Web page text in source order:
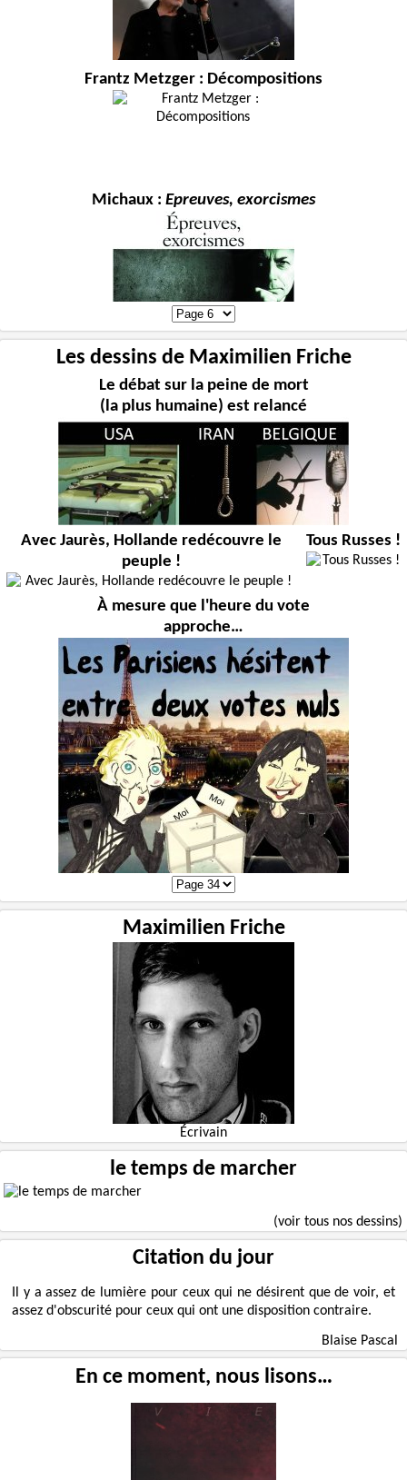
Frantz Metzger : Décompositions
Michaux : Epreuves, exorcismes
Les dessins de Maximilien Friche
Le débat sur la peine de mort
(la plus humaine) est relancé
Avec Jaurès, Hollande redécouvre le
peuple !
Tous Russes !
À mesure que l'heure du vote
approche…
Maximilien Friche
Écrivain
le temps de marcher
(voir tous nos dessins)
Citation du jour
Il y a assez de lumière pour ceux qui ne désirent que de voir, et
assez d'obscurité pour ceux qui ont une disposition contraire.
Blaise Pascal
En ce moment, nous lisons…